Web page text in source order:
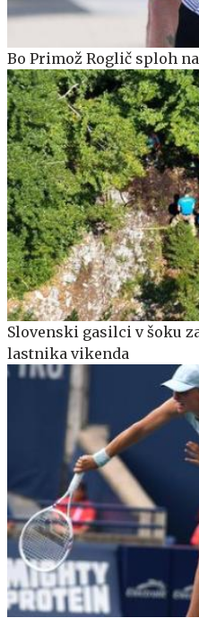
Bo Primož Roglič sploh
Slovenski gasilci v šoku
lastnika vikenda